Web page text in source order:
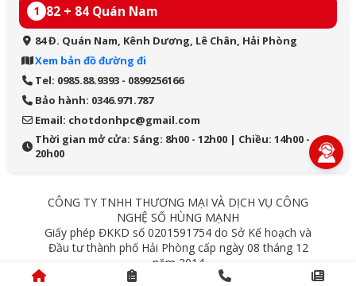
1 82 + 84 Quán Nam
84 Đ. Quán Nam, Kênh Dương, Lê Chân, Hải Phòng
Xem bản đồ đường đi
Tel: 0985.88.9393 - 0899256166
Bảo hành: 0346.971.787
Email: chotdonhpc@gmail.com
Thời gian mở cửa: Sáng: 8h00 - 12h00 | Chiều: 14h00 -
20h00
CÔNG TY TNHH THƯƠNG MẠI VÀ DỊCH VỤ CÔNG
NGHỆ SỐ HÙNG MẠNH
Giấy phép ĐKKD số 0201591754 do Sở Kế hoạch và
Đầu tư thành phố Hải Phòng cấp ngày 08 tháng 12
năm 2014
84 Quán Nam - Lê Chân - Hải Phòng